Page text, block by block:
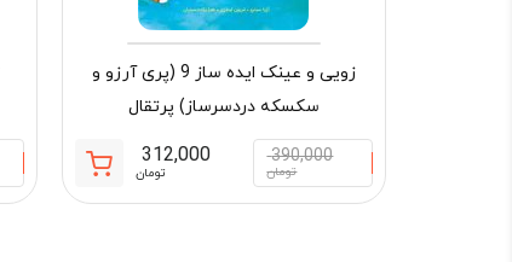
زویی و عینک ایده ساز 9 (پری آرزو و
سکسکه دردسرساز) پرتقال
390,000
تومان
اصلی:
312,000
تومان
فعلی: